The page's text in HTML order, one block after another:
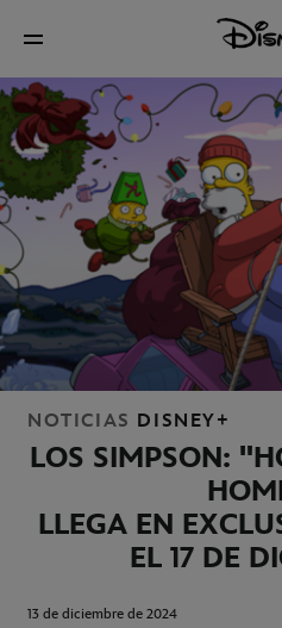
NOTICIAS DISNEY+
LOS SIMPSON:
LLEGA EN
EL 17 DE
13 de diciembre de 2024